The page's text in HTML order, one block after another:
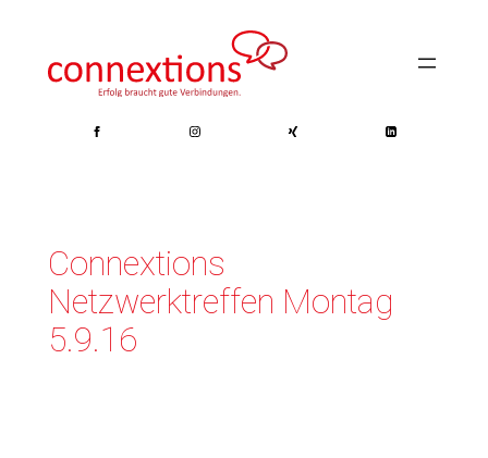
springen
Connextions
Netzwerktreffen Montag
5.9.16